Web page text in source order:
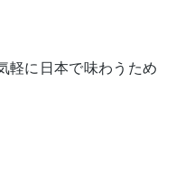
軽に日本で味わうため